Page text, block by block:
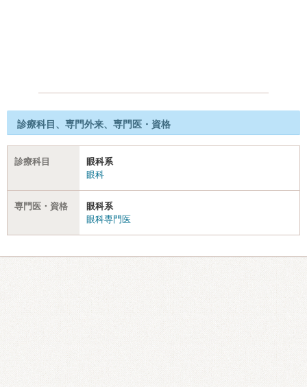
診療科目、専門外来、専門医・資格
診療科目
眼科系
眼科
専門医・資格
眼科系
眼科専門医